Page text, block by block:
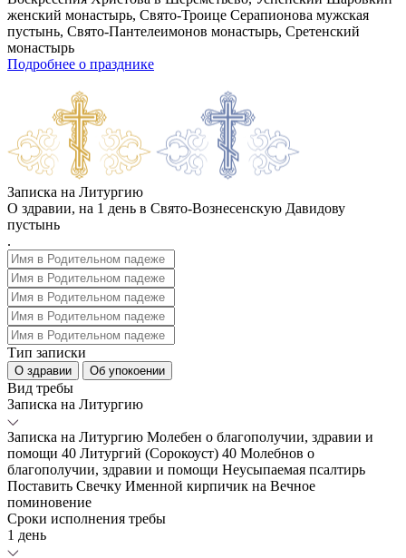
женский монастырь, Свято-Троице Серапионова мужская
пустынь, Свято-Пантелеимонов монастырь, Сретенский
монастырь
Подробнее о празднике
Записка на Литургию
О здравии, на 1 день в Свято-Вознесенскую Давидову
пустынь
.
Тип записки
О здравии Об упокоении
Вид требы
Записка на Литургию
Записка на Литургию Молебен о благополучии, здравии и
помощи 40 Литургий (Сорокоуст) 40 Молебнов о
благополучии, здравии и помощи Неусыпаемая псалтирь
Поставить Свечку Именной кирпичик на Вечное
поминовение
Сроки исполнения требы
1 день